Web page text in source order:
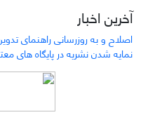
آخرین اخبار
اصلاح و به روزرسانی راهنمای
نمایه شدن نشریه در پایگاه های